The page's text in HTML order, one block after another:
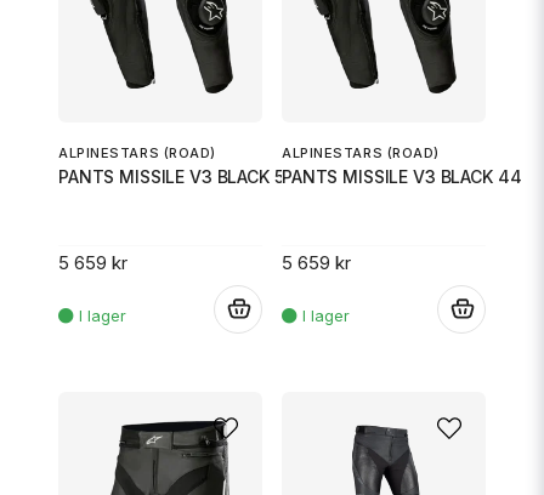
ALPINESTARS (ROAD)
PANTS MISSILE V3 BLACK 56
5 659 kr
ALPINESTARS (ROAD)
PANTS MISSILE V3 BLACK 44
5 659 kr